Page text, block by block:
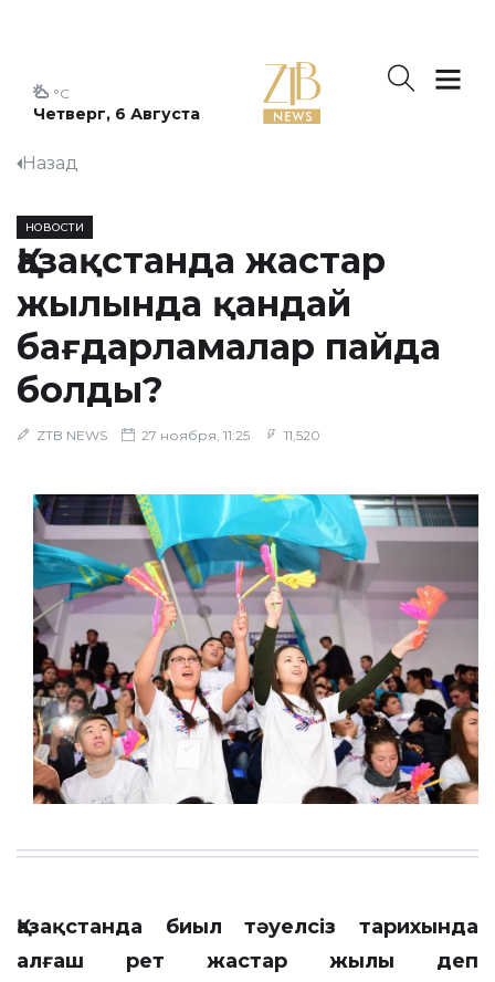
Четверг, 6 Августа
°C
Назад
НОВОСТИ
​Қазақстанда жастар
жылында қандай
бағдарламалар пайда
болды?
ZTB NEWS 27 ноября, 11:25 11,520
Қазақстанда биыл тәуелсіз тарихында
алғаш рет жастар жылы деп